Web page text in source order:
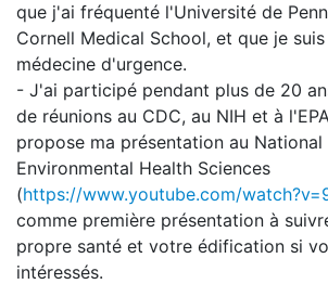
que j'ai fréquenté l'Université de
Cornell Medical School, et que je
médecine d'urgence.
- J'ai participé pendant plus de 20
de réunions au CDC, au NIH et à
propose ma présentation au
Environmental Health Sciences
(https://www.youtube.com/
comme première présentation à
propre santé et votre édification si
intéressés.